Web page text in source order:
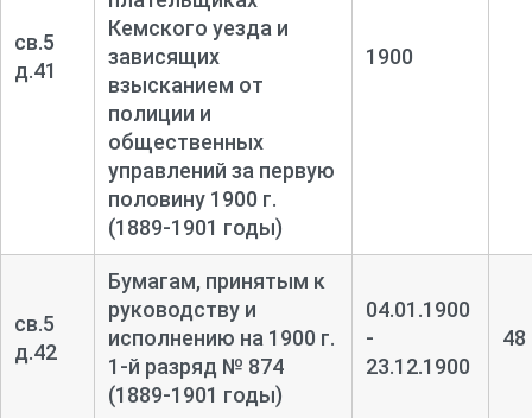
св.5
д.41
Кемского уезда и
зависящих
взысканием от
полиции и
общественных
управлений за первую
половину 1900 г.
(1889-1901 годы)
1900
св.5
д.42
Бумагам, принятым к
руководству и
исполнению на 1900 г.
1-й разряд № 874
(1889-1901 годы)
04.01.1900
-
23.12.1900
48